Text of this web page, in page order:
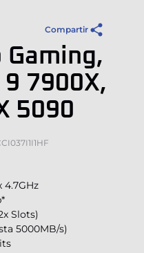
Compartir
Gaming,
7900X,
5090
4.7GHz
Slots)
5000MB/s)